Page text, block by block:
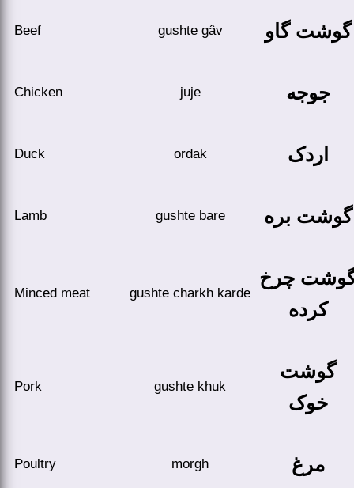
Beef gushte gâv گوشت گاو
Chicken juje جوجه
Duck ordak اردک
Lamb gushte bare گوشت بره
Minced meat gushte charkh karde
چرخ
کرده
Pork gushte khuk
گوشت
خوک
Poultry morgh مرغ